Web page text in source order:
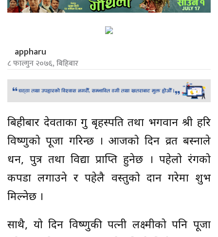
appharu
८ फाल्गुन २०७६, बिहिबार
बिहीबार देवताका गुरु बृहस्पति तथा भगवान श्री हरि
विष्णुको पूजा गरिन्छ । आजको दिन व्रत बस्नाले
धन, पुत्र तथा विद्या प्राप्ति हुनेछ । पहेलो रंगको
कपडा लगाउने र पहेलै वस्तुको दान गरेमा शुभ
मिल्नेछ ।
साथै, यो दिन विष्णुकी पत्नी लक्ष्मीको पनि पूजा